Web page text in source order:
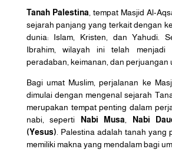
Tanah Palestina , tempat Masjid Al-
sejarah panjang yang terkait dengan
dunia: Islam, Kristen, dan Yahudi.
Ibrahim, wilayah ini telah menjadi
peradaban, keimanan, dan perjuangan
Bagi umat Muslim, perjalanan ke
dimulai dengan mengenal sejarah
merupakan tempat penting dalam
nabi, seperti
Nabi Musa Nabi
(Yesus) . Palestina adalah tanah yang
memiliki makna yang mendalam bagi